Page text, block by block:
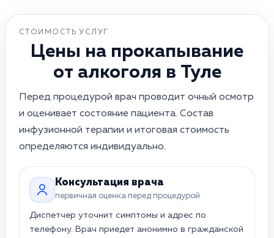
Прокапывание на дому · в Туле
СТОИМОСТЬ УСЛУГ
Цены на прокапывание
от алкоголя в Туле
Перед процедурой врач проводит очный осмотр
и оценивает состояние пациента. Состав
инфузионной терапии и итоговая стоимость
определяются индивидуально.
Консультация врача
первичная оценка перед процедурой
Диспетчер уточнит симптомы и адрес по
телефону. Врач приедет анонимно в гражданской